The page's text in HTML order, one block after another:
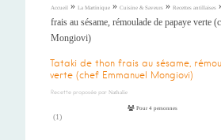
Accueil » La Martinique » Cuisine & Saveurs » Recettes antillaises
frais au sésame, rémoulade de papaye verte
Mongiovi)
Tataki de thon frais au sésame,
verte (chef Emmanuel Mongiovi)
Recette proposée par Nathalie
(1)
Pour 4 personnes